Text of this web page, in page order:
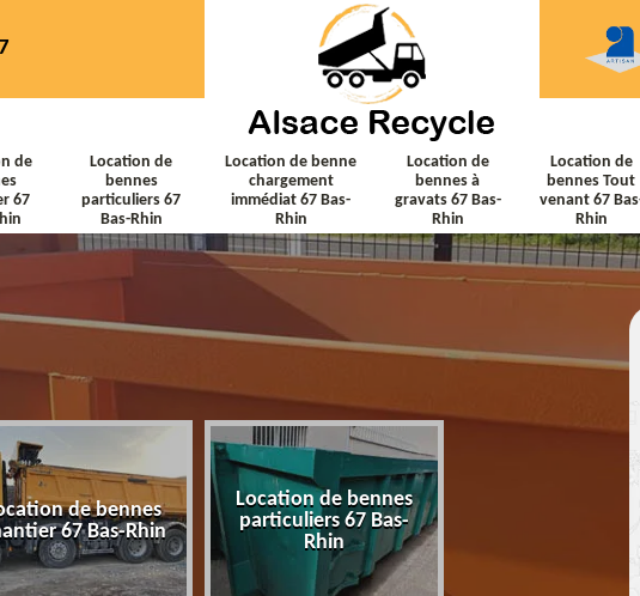
de
67
Location de
bennes
particuliers 67
Bas-Rhin
Location de benne
chargement
immédiat 67 Bas-
Rhin
Location de
bennes à
gravats 67 Bas-
Rhin
Location de
bennes Tout
venant 67
Rhin
de bennes
67 Bas-Rhin
Location de bennes
particuliers 67 Bas-
Rhin